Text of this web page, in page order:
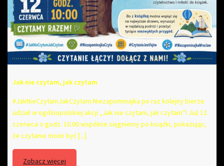
Jak nie czytam, jak czytam
#JakNieCzytamJakCzytam Niezapominajka po raz kolejny bierze
udział w ogólnopolskiej akcji „Jak nie czytam, jak czytam”! Już 12
czerwca o godz. 10.00 wspólnie sięgniemy po książki, pokazując,
że czytanie może być [...]
Zobacz więcej